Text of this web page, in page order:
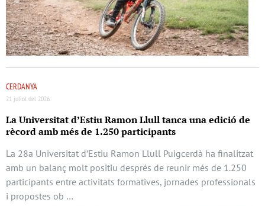
CERDANYA
21 juliol del 2026
La Universitat d’Estiu Ramon Llull tanca una edició de
rècord amb més de 1.250 participants
La 28a Universitat d’Estiu Ramon Llull Puigcerdà ha finalitzat
amb un balanç molt positiu després de reunir més de 1.250
participants entre activitats formatives, jornades professionals
i propostes ob …